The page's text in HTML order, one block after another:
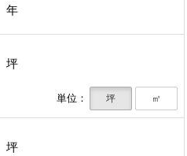
年
坪
単位： 坪 ㎡
坪